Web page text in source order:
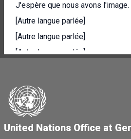
J'espère que nous avons l'image.
[Autre langue parlée]
[Autre langue parlée]
[Autre langue parlée]
[Autre langue parlée]
[Autre langue parlée]
Il y a du bruit derrière, mais c'est
[Autre langue parlée]
United Nations Office at